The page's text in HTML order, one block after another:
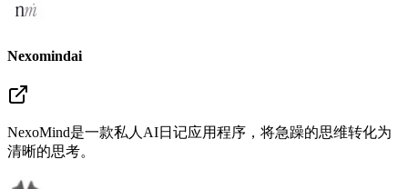
Nexomindai
NexoMind是一款私人AI日记应用程序，将急躁的思维转化为
清晰的思考。